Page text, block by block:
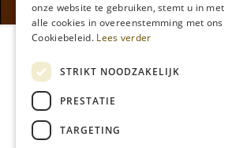
Algemene voorwaarden
Formulier voor Herroeping
onze website te gebruiken, stemt u in met
alle cookies in overeenstemming met ons
Cookiebeleid. Lees verder
STRIKT NOODZAKELIJK
PRESTATIE
TARGETING